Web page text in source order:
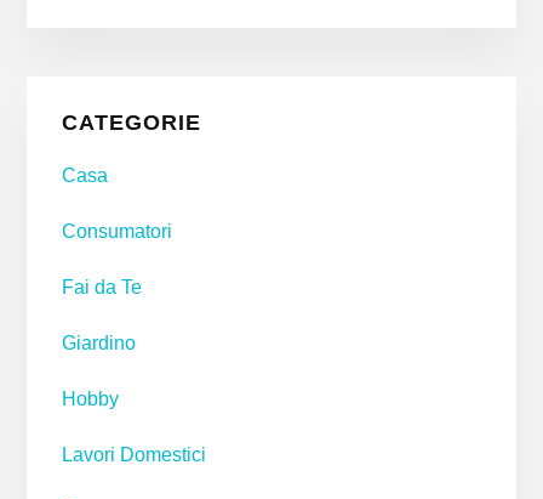
Primary
Sidebar
CATEGORIE
Casa
Consumatori
Fai da Te
Giardino
Hobby
Lavori Domestici